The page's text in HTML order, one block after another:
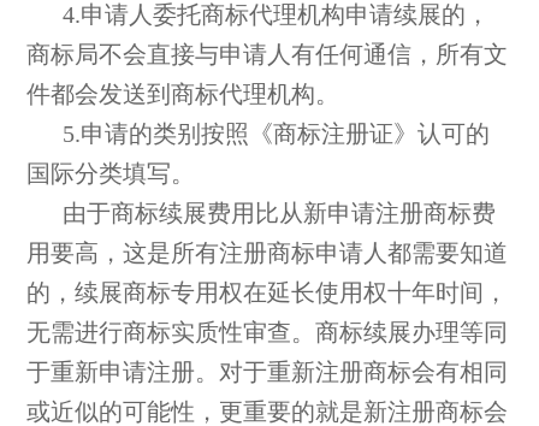
4.申请人委托商标代理机构申请续展的，
商标局不会直接与申请人有任何通信，所有文
件都会发送到商标代理机构。
5.申请的类别按照《商标注册证》认可的
国际分类填写。
由于商标续展费用比从新申请注册商标费
用要高，这是所有注册商标申请人都需要知道
的，续展商标专用权在延长使用权十年时间，
无需进行商标实质性审查。商标续展办理等同
于重新申请注册。对于重新注册商标会有相同
或近似的可能性，更重要的就是新注册商标会